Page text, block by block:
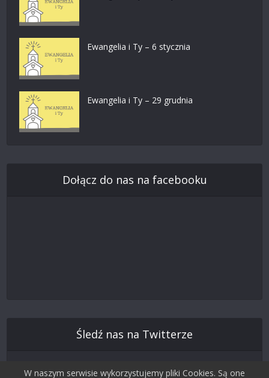
Ewangelia i Ty – 6 stycznia
Ewangelia i Ty – 29 grudnia
Dołącz do nas na facebooku
Śledź nas na Twitterze
W naszym serwisie wykorzystujemy pliki Cookies. Są one